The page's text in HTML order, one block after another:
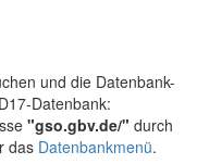
und die Datenbank-
Datenbank:
"gso.gbv.de/" durch
das Datenbankmenü.